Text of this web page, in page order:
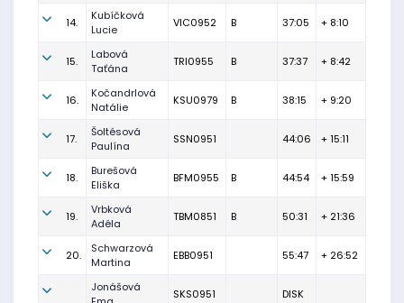
14.
Kubíčková
Lucie
VIC0952 B 37:05 + 8:10
15.
Labová
Taťána
TRI0955 B 37:37 + 8:42
16.
Kočandrlová
Natálie
KSU0979 B 38:15 + 9:20
17.
Šoltésová
Paulína
SSN0951 44:06 + 15:11
18.
Burešová
Eliška
BFM0955 B 44:54 + 15:59
19.
Vrbková
Adéla
TBM0851 B 50:31 + 21:36
20.
Schwarzová
Martina
EBB0951 55:47 + 26:52
Jonášová
SKS0951 DISK